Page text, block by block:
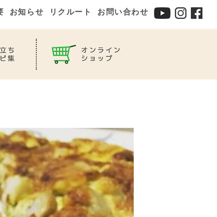
お知らせ リクルート お問い合わせ